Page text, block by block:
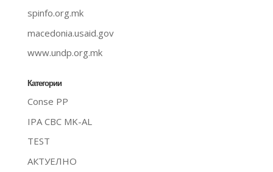
spinfo.org.mk
macedonia.usaid.gov
www.undp.org.mk
Категории
Conse PP
IPA CBC MK-AL
TEST
АКТУЕЛНО